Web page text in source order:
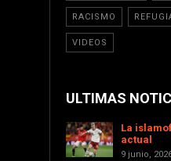
RACISMO
VIDEOS
ULTIMAS
La
actual
9 junio,